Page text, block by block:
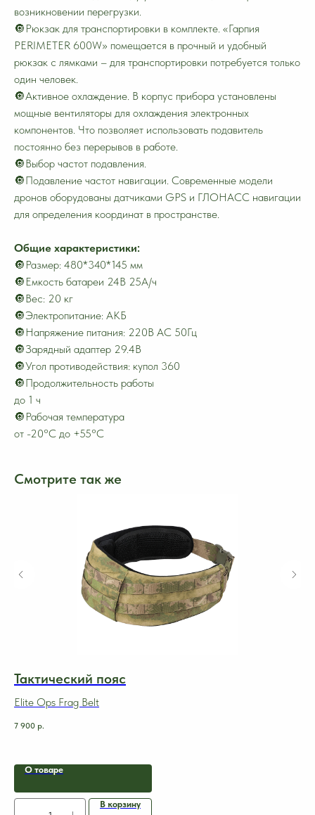
возникновении перегрузки.
🔘Рюкзак для транспортировки в комплекте. «Гарпия
PERIMETER 600W» помещается в прочный и удобный
рюкзак с лямками – для транспортировки потребуется только
один человек.
🔘Активное охлаждение. В корпус прибора установлены
мощные вентиляторы для охлаждения электронных
компонентов. Что позволяет использовать подавитель
постоянно без перерывов в работе.
🔘Выбор частот подавления.
🔘Подавление частот навигации. Современные модели
дронов оборудованы датчиками GPS и ГЛОНАСС навигации
для определения координат в пространстве.
Общие характеристики:
🔘Размер: 480*340*145 мм
🔘Емкость батареи 24В 25А/ч
🔘Вес: 20 кг
🔘Электропитание: АКБ
🔘Напряжение питания: 220В AC 50Гц
🔘Зарядный адаптер 29.4В
🔘Угол противодействия: купол 360
🔘Продолжительность работы
до 1 ч
🔘Рабочая температура
от -20°C до +55°C
Смотрите так же
Тактический пояс
Elite Ops Frag Belt
7 900 р.
О товаре
В корзину